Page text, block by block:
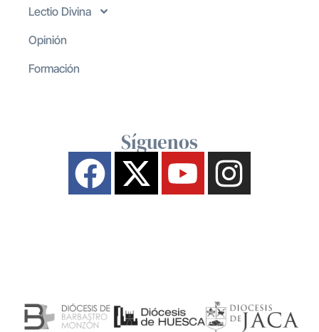
Lectio Divina
Opinión
Formación
Síguenos